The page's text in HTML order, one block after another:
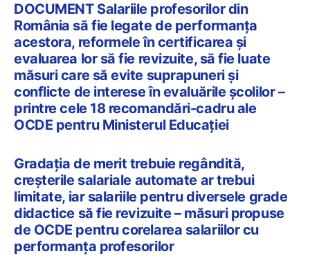
DOCUMENT Salariile profesorilor din
România să fie legate de performanța
acestora, reformele în certificarea și
evaluarea lor să fie revizuite, să fie luate
măsuri care să evite suprapuneri și
conflicte de interese în evaluările școlilor –
printre cele 18 recomandări-cadru ale
OCDE pentru Ministerul Educației
Gradația de merit trebuie regândită,
creșterile salariale automate ar trebui
limitate, iar salariile pentru diversele grade
didactice să fie revizuite – măsuri propuse
de OCDE pentru corelarea salariilor cu
performanța profesorilor